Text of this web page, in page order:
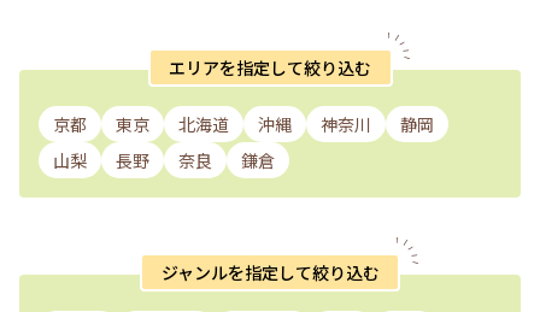
エリアを指定して絞り込む
京都 東京 北海道 沖縄 神奈川
静岡
山梨
長野 奈良 鎌倉
ジャンルを指定して絞り込む